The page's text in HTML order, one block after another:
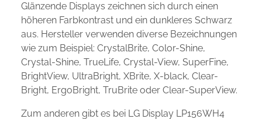
Glänzende Displays zeichnen sich durch einen
höheren Farbkontrast und ein dunkleres Schwarz
aus. Hersteller verwenden diverse Bezeichnungen
wie zum Beispiel: CrystalBrite, Color-Shine,
Crystal-Shine, TrueLife, Crystal-View, SuperFine,
BrightView, UltraBright, XBrite, X-black, Clear-
Bright, ErgoBright, TruBrite oder Clear-SuperView.
Zum anderen gibt es bei LG Display LP156WH4